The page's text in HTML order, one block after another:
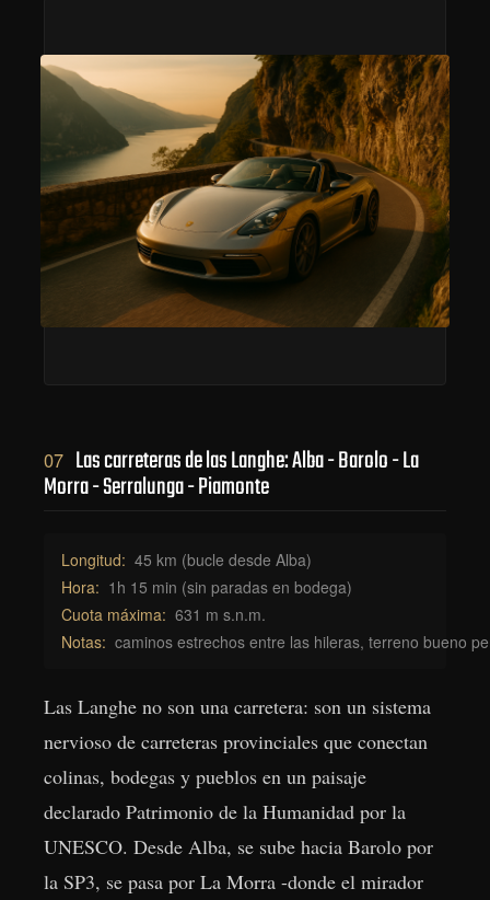
07 Las carreteras de las Langhe: Alba - Barolo - La
Morra - Serralunga - Piamonte
Longitud: 45 km (bucle desde Alba)
Hora: 1h 15 min (sin paradas en bodega)
Cuota máxima: 631 m s.n.m.
Notas: caminos estrechos entre las hileras, terreno bueno
Las Langhe no son una carretera: son un sistema
nervioso de carreteras provinciales que conectan
colinas, bodegas y pueblos en un paisaje
declarado Patrimonio de la Humanidad por la
UNESCO. Desde Alba, se sube hacia Barolo por
la SP3, se pasa por La Morra -donde el mirador